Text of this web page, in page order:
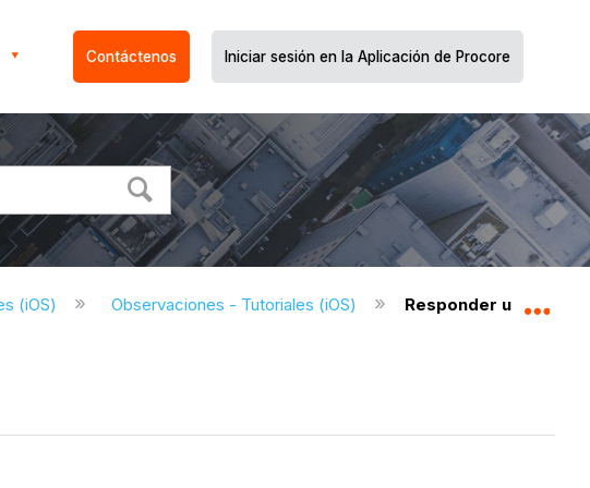
Contáctenos Iniciar sesión en la Aplicación de Procore
(iOS) Observaciones - Tutoriales (iOS) Responder una